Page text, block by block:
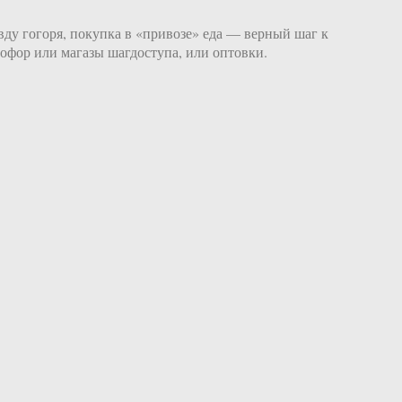
гогоря, покупка в «привозе» еда — верный шаг к
или магазы шагдоступа, или оптовки.